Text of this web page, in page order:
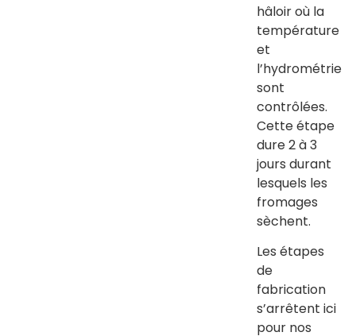
hâloir où la
température
et
l’hydrométrie
sont
contrôlées.
Cette étape
dure 2 à 3
jours durant
lesquels les
fromages
sèchent.
Les étapes
de
fabrication
s’arrêtent ici
pour nos